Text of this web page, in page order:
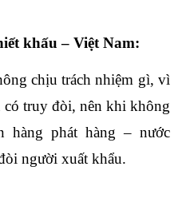
khấu – Việt Nam:
chịu trách nhiệm gì, vì
có truy đòi, nên khi không
hàng phát hàng – nước
người xuất khẩu.